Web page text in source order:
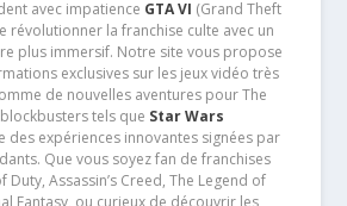
avec impatience GTA VI (Grand Theft
révolutionner la franchise culte avec un
plus immersif. Notre site vous propose
exclusives sur les jeux vidéo très
de nouvelles aventures pour The
tels que Star Wars
des expériences innovantes signées par
Que vous soyez fan de franchises
Duty, Assassin’s Creed, The Legend of
Fantasy, ou curieux de découvrir les